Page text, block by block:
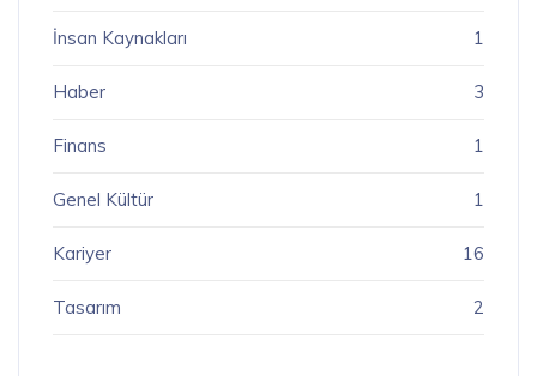
İnsan Kaynakları 1
Haber 3
Finans 1
Genel Kültür 1
Kariyer 16
Tasarım 2